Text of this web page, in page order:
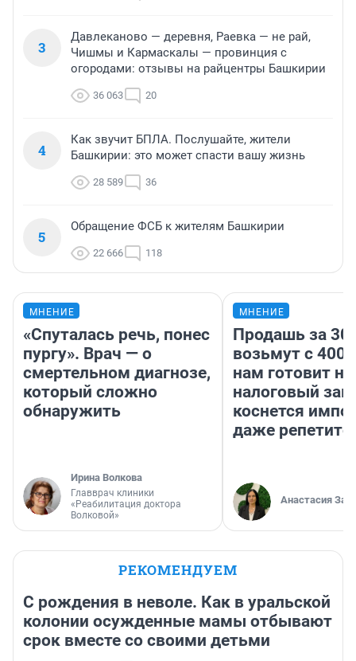
3
Давлеканово — деревня, Раевка — не рай,
Чишмы и Кармаскалы — провинция с
огородами: отзывы на райцентры Башкирии
36 063 20
4
Как звучит БПЛА. Послушайте, жители
Башкирии: это может спасти вашу жизнь
28 589 36
5
Обращение ФСБ к жителям Башкирии
22 666 118
МНЕНИЕ
«Спуталась речь, понес
пургу». Врач — о
смертельном диагнозе,
который сложно
обнаружить
Ирина Волкова
Главврач клиники
«Реабилитация доктора
Волковой»
МНЕНИЕ
Продашь за
возьмут с
нам готовит
налоговый
коснется
даже
Анастасия
РЕКОМЕНДУЕМ
С рождения в неволе. Как в уральской
колонии осужденные мамы отбывают
срок вместе со своими детьми